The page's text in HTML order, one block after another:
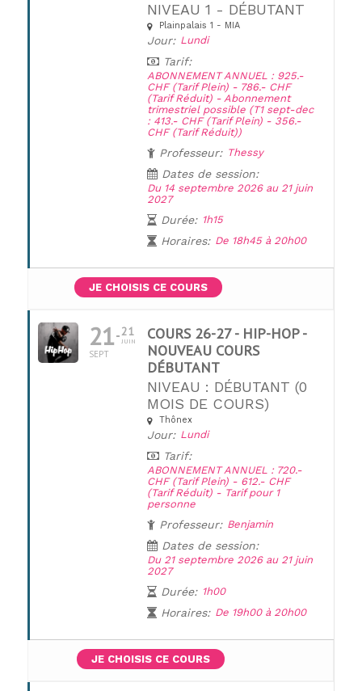
UNE QUESTION ?NIVEAU 1 - DÉBUTANT
Plainpalais 1 - MIA
Jour: Lundi
Tarif:
ABONNEMENT ANNUEL : 925.-
CHF (Tarif Plein) - 786.- CHF
(Tarif Réduit) - Abonnement
trimestriel possible (T1 sept-dec
: 413.- CHF (Tarif Plein) - 356.-
CHF (Tarif Réduit))
Professeur: Thessy
Dates de session:
Du 14 septembre 2026 au 21 juin
2027
Durée: 1h15
Horaires: De 18h45 à 20h00
JE CHOISIS CE COURS
UNE QUESTION ?
21
SEPT
21
JUIN
COURS 26-27 - HIP-HOP -
NOUVEAU COURS
DÉBUTANT
NIVEAU : DÉBUTANT (0
MOIS DE COURS)
Thônex
Jour: Lundi
Tarif:
ABONNEMENT ANNUEL : 720.-
CHF (Tarif Plein) - 612.- CHF
(Tarif Réduit) - Tarif pour 1
personne
Professeur: Benjamin
Dates de session:
Du 21 septembre 2026 au 21 juin
2027
Durée: 1h00
Horaires: De 19h00 à 20h00
JE CHOISIS CE COURS